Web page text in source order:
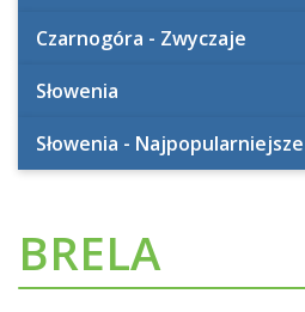
Czarnogóra - Zwyczaje
Słowenia
Słowenia -
BRELA